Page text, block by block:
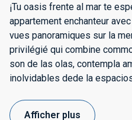
¡Tu oasis frente al mar te
appartement enchanteur
vues panoramiques sur la
privilégié qui combine
son de las olas, contempla
inolvidables dede la
Afficher plus